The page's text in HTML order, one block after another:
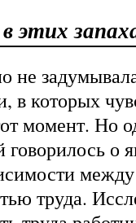
этих
не
в которых
момент. Но
говорилось о
труда.